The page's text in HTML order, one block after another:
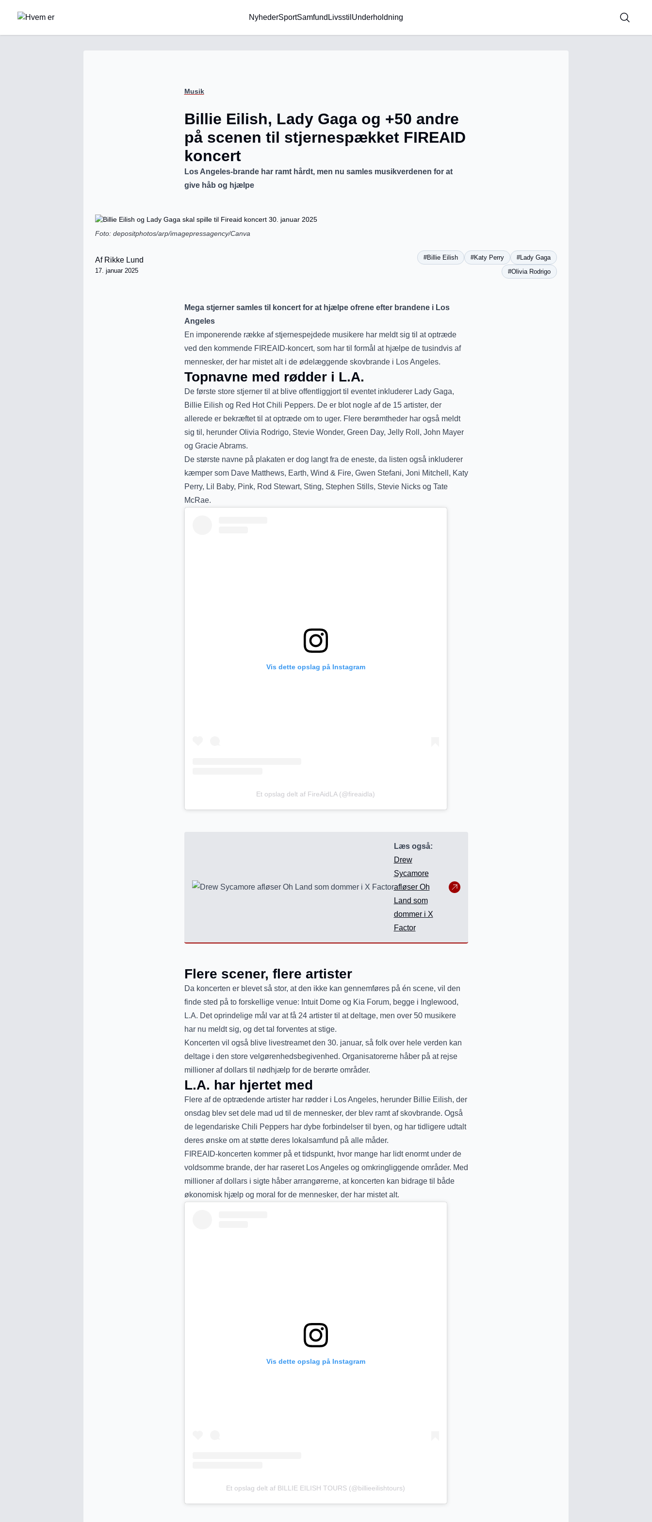
NyhederSportSamfund Livsstil Underholdning
Musik
Billie Eilish, Lady Gaga og +50 andre
på scenen til stjernespækket FIREAID
koncert
Los Angeles-brande har ramt hårdt, men nu samles musikverdenen for at
give håb og hjælpe
Foto: depositphotos/arp/imagepressagency/Canva
Af Rikke Lund
17. januar 2025
#Billie Eilish #Katy Perry
#Lady Gaga
#Olivia Rodrigo
Mega stjerner samles til koncert for at hjælpe ofrene efter brandene i Los
Angeles
En imponerende række af stjernespejdede musikere har meldt sig til at optræde
ved den kommende FIREAID-koncert, som har til formål at hjælpe de tusindvis af
mennesker, der har mistet alt i de ødelæggende skovbrande i Los Angeles.
Topnavne med rødder i L.A.
De første store stjerner til at blive offentliggjort til eventet inkluderer Lady Gaga,
Billie Eilish og Red Hot Chili Peppers. De er blot nogle af de 15 artister, der
allerede er bekræftet til at optræde om to uger. Flere berømtheder har også meldt
sig til, herunder Olivia Rodrigo, Stevie Wonder, Green Day, Jelly Roll, John Mayer
og Gracie Abrams.
De største navne på plakaten er dog langt fra de eneste, da listen også inkluderer
kæmper som Dave Matthews, Earth, Wind & Fire, Gwen Stefani, Joni Mitchell, Katy
Perry, Lil Baby, Pink, Rod Stewart, Sting, Stephen Stills, Stevie Nicks og Tate
McRae.
Vis dette opslag på Instagram
Et opslag delt af FireAidLA (@fireaidla)
Læs også:
Drew
Sycamore
afløser Oh
Land som
dommer i X
Factor
Flere scener, flere artister
Da koncerten er blevet så stor, at den ikke kan gennemføres på én scene, vil den
finde sted på to forskellige venue: Intuit Dome og Kia Forum, begge i Inglewood,
L.A. Det oprindelige mål var at få 24 artister til at deltage, men over 50 musikere
har nu meldt sig, og det tal forventes at stige.
Koncerten vil også blive livestreamet den 30. januar, så folk over hele verden kan
deltage i den store velgørenhedsbegivenhed. Organisatorerne håber på at rejse
millioner af dollars til nødhjælp for de berørte områder.
L.A. har hjertet med
Flere af de optrædende artister har rødder i Los Angeles, herunder Billie Eilish, der
onsdag blev set dele mad ud til de mennesker, der blev ramt af skovbrande. Også
de legendariske Chili Peppers har dybe forbindelser til byen, og har tidligere udtalt
deres ønske om at støtte deres lokalsamfund på alle måder.
FIREAID-koncerten kommer på et tidspunkt, hvor mange har lidt enormt under de
voldsomme brande, der har raseret Los Angeles og omkringliggende områder. Med
millioner af dollars i sigte håber arrangørerne, at koncerten kan bidrage til både
økonomisk hjælp og moral for de mennesker, der har mistet alt.
Vis dette opslag på Instagram
Et opslag delt af BILLIE EILISH TOURS (@billieeilishtours)